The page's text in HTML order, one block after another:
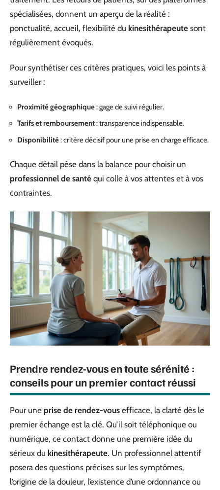
spécialisées, donnent un aperçu de la réalité :
ponctualité, accueil, flexibilité du kinesithérapeute sont
régulièrement évoqués.
Pour synthétiser ces critères pratiques, voici les points à
surveiller :
Proximité géographique: gage de suivi régulier.
Tarifs et remboursement: transparence indispensable.
Disponibilité: critère décisif pour une prise en charge efficace.
Chaque détail pèse dans la balance pour choisir un
professionnel de santé qui colle à vos attentes et à vos
contraintes.
Prendre rendez-vous en toute sérénité :
conseils pour un premier contact réussi
Pour une prise de rendez-vous efficace, la clarté dès le
premier échange est la clé. Qu’il soit téléphonique ou
numérique, ce contact donne une première idée du
sérieux du kinesithérapeute. Un professionnel attentif
posera des questions précises sur les symptômes,
l’origine de la douleur, l’existence d’une ordonnance ou